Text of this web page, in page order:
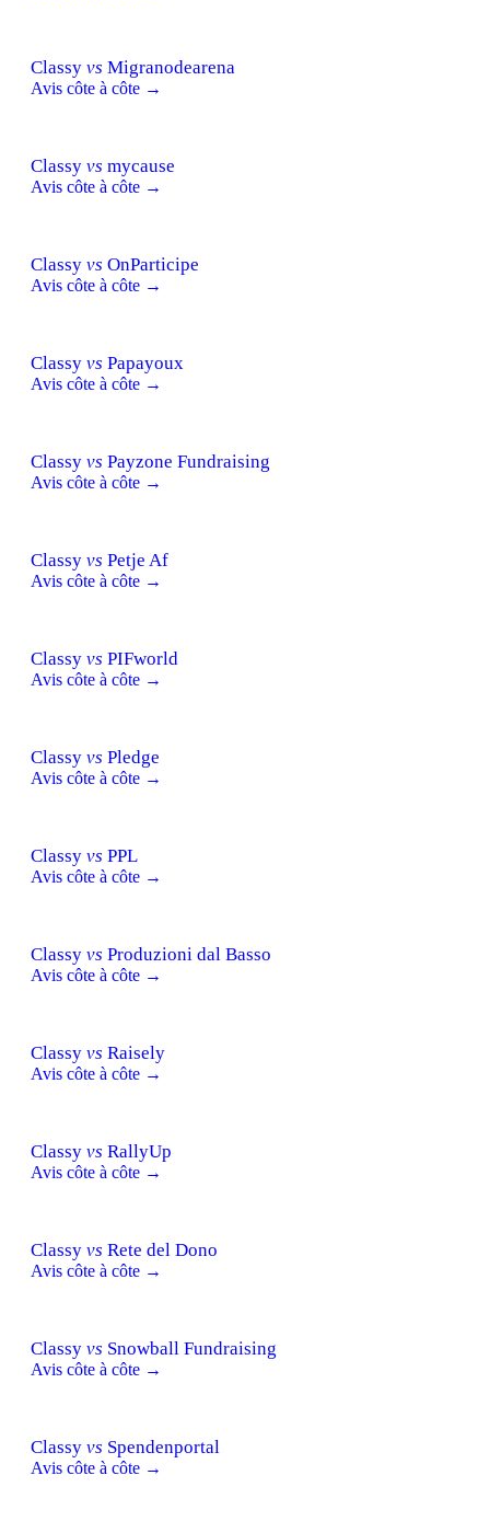
Classy vs Migranodearena
Avis côte à côte →
Classy vs mycause
Avis côte à côte →
Classy vs OnParticipe
Avis côte à côte →
Classy vs Papayoux
Avis côte à côte →
Classy vs Payzone Fundraising
Avis côte à côte →
Classy vs Petje Af
Avis côte à côte →
Classy vs PIFworld
Avis côte à côte →
Classy vs Pledge
Avis côte à côte →
Classy vs PPL
Avis côte à côte →
Classy vs Produzioni dal Basso
Avis côte à côte →
Classy vs Raisely
Avis côte à côte →
Classy vs RallyUp
Avis côte à côte →
Classy vs Rete del Dono
Avis côte à côte →
Classy vs Snowball Fundraising
Avis côte à côte →
Classy vs Spendenportal
Avis côte à côte →